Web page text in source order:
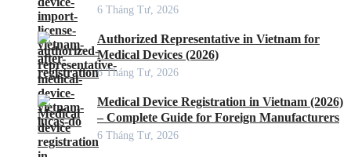
6 Tháng Tư, 2026
Authorized Representative in Vietnam for
Medical Devices (2026)
6 Tháng Tư, 2026
Medical Device Registration in Vietnam (2026)
– Complete Guide for Foreign Manufacturers
6 Tháng Tư, 2026